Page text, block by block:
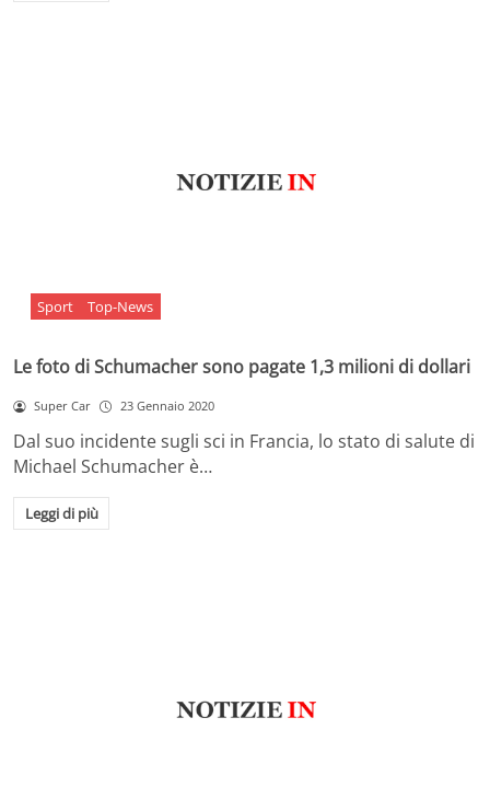
Sport Top-News
Le foto di Schumacher sono pagate 1,3 milioni di dollari
Super Car 23 Gennaio 2020
Dal suo incidente sugli sci in Francia, lo stato di salute di
Michael Schumacher è…
Leggi di più